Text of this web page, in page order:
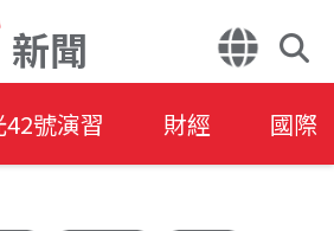
新聞
號演習 財經 國際